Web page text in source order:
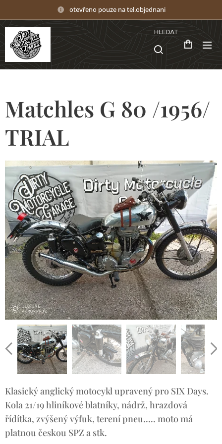
otevřeno pouze na tel.objednani
HLEDAT
Matchles G 80 /1956/
TRIAL
Klasický anglický motocykl upravený pro SIX Days.
Kola 21/19 hliníkové blatníky, nádrž, hrazdová
řídítka, zvýšený výfuk, terení pneu..... moto má
platnou českou SPZ a stk.